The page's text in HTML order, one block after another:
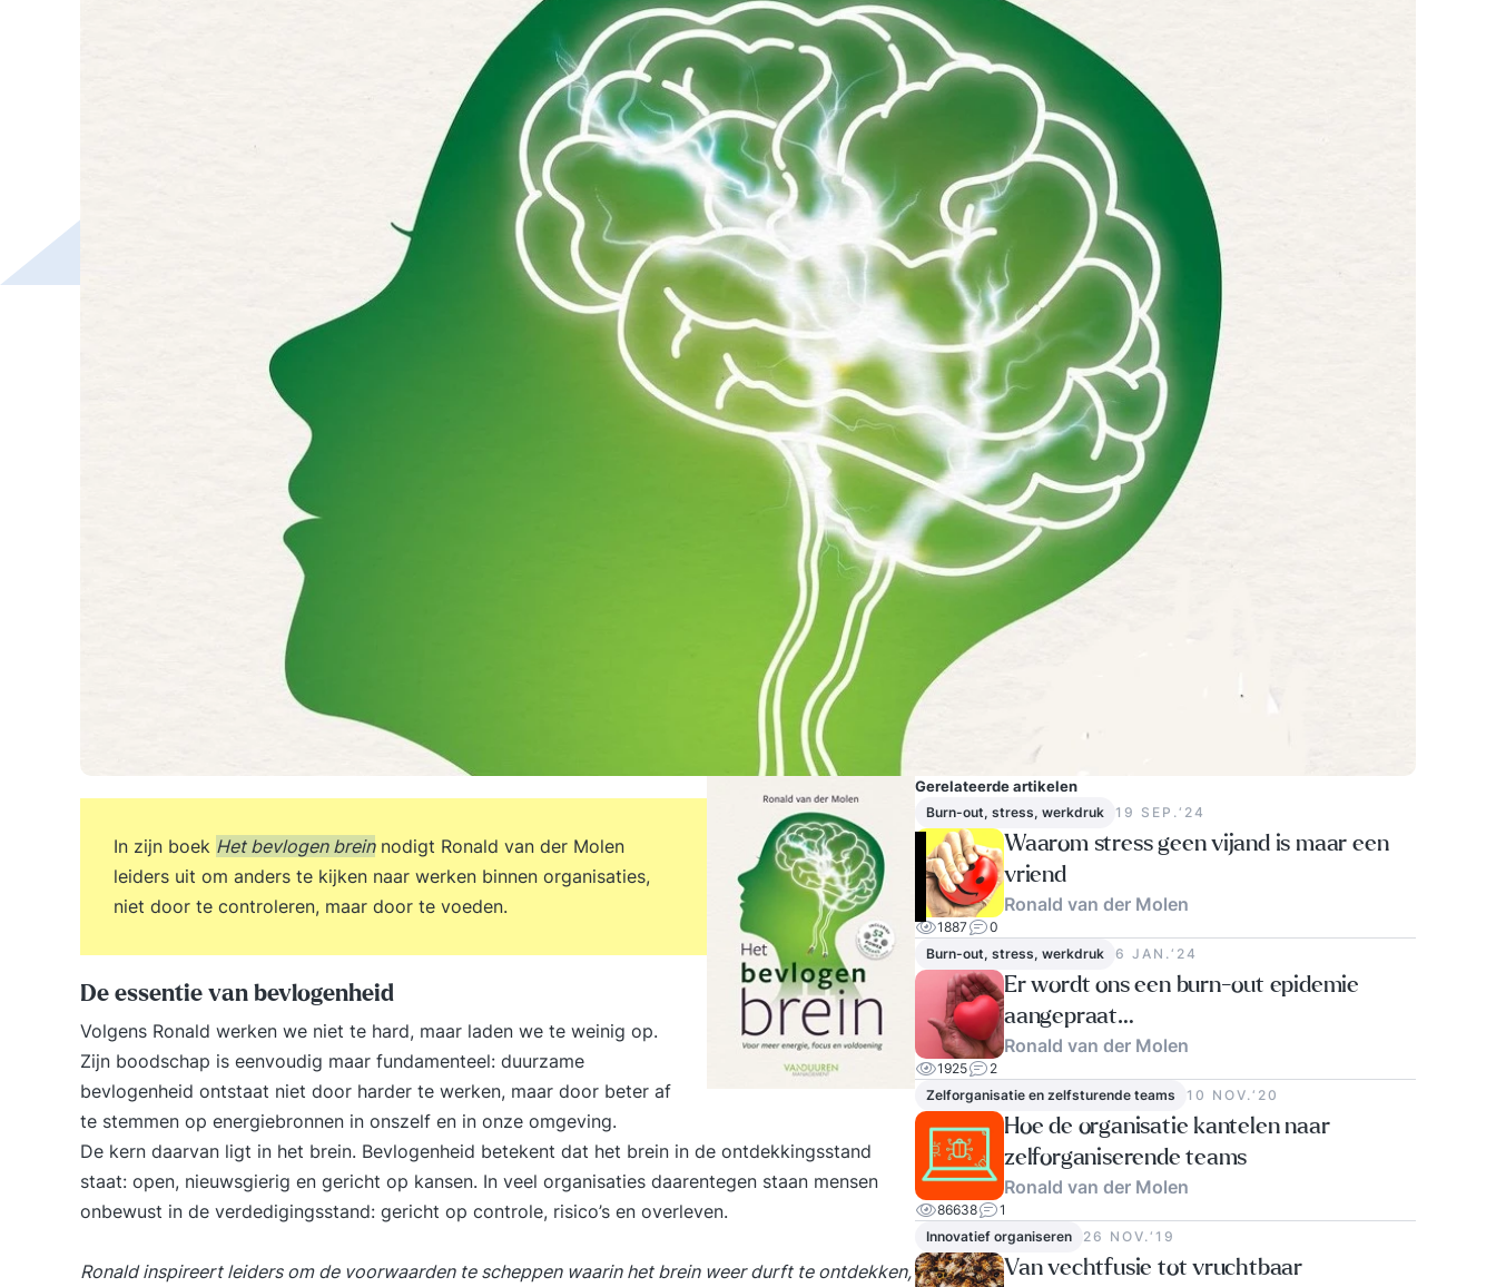
In zijn boek Het bevlogen breinnodigt Ronald van der Molen
leiders uit om anders te kijken naar werken binnen organisaties,
niet door te controleren, maar door te voeden.
De essentie van bevlogenheid
Volgens Ronald werken we niet te hard, maar laden we te weinig op.
Zijn boodschap is eenvoudig maar fundamenteel: duurzame
bevlogenheid ontstaat niet door harder te werken, maar door beter af
te stemmen op energiebronnen in onszelf en in onze omgeving.
De kern daarvan ligt in het brein. Bevlogenheid betekent dat het brein in de ontdekkingsstand
staat: open, nieuwsgierig en gericht op kansen. In veel organisaties daarentegen staan mensen
onbewust in de verdedigingsstand: gericht op controle, risico’s en overleven.
Ronald inspireert leiders om de voorwaarden te scheppen waarin het brein weer durft te ontdekken,
Gerelateerde artikelen
Burn-out, stress, werkdruk 19 SEP.‘24
Waarom stress geen vijand is maar een
vriend
Ronald van der Molen
1887
0
Burn-out, stress, werkdruk
6 JAN.‘24
Er wordt ons een burn-out epidemie
aangepraat…
Ronald van der Molen
1925
2
Zelforganisatie en zelfsturende teams
10 NOV.‘20
Hoe de organisatie kantelen naar
zelforganiserende teams
Ronald van der Molen
86638
1
Innovatief organiseren
26 NOV.‘19
Van vechtfusie tot vruchtbaar